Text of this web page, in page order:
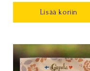
Lisää koriin